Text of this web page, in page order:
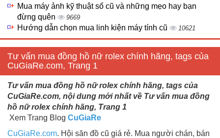
Mua máy ảnh kỹ thuật số cũ và những mẹo hay bạn
đừng quên
9669
Hướng dẫn chọn mua linh kiện máy tính cũ 10621
Tư vấn mua đồng hồ nữ rolex chính hãng, tags của
CuGiaRe.com, Trang 1
Tư vấn mua đồng hồ nữ rolex chính hãng, tags của
CuGiaRe.com, nội dung mới nhất về Tư vấn mua đồng
hồ nữ rolex chính hãng, Trang 1
Xem Trang Blog CuGiaRe
CuGiaRe.com. Hội săn đồ cũ giá rẻ. Mua người chán, bán